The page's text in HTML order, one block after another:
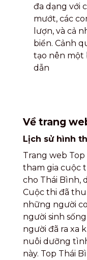
đa dạng với
mướt, các
lượn, và cả
biển. Cảnh
tạo nên một
dẫn
Về trang
Lịch sử hình
Trang web Top
tham gia cuộc
cho Thái Bình,
Cuộc thi đã
những người
người sinh
người đã ra xa
nuôi dưỡng
này. Top Thái